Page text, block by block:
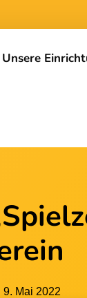
Unsere
9. Mai 2022